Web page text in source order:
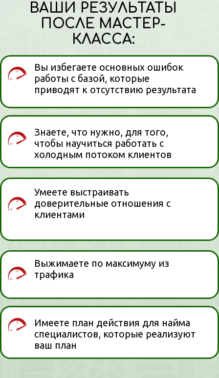
ЗАРЕГИСТРИРОВАТЬСЯ НА
МАСТЕР-КЛАСС
условиях
Зарегистрируйтесь и получите в
подарок - Запись выступления
Зарины Ивантер
"Продающие тексты
для образовательного
центра, перед которым
невозможно устоять"
СПИКЕР МАСТЕР-КЛАССА